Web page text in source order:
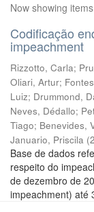
Now showing
Codificação
impeachment
Rizzotto, Carla;
Oliari, Artur;
Luiz; Drummond,
Neves, Dédallo;
Tiago; Benevides,
Januario, Priscila (
Base de dados
respeito do
de dezembro de
impeachment) até